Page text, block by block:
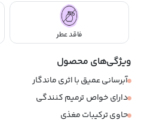
فاقد عطر
ویژگی‌های محصول
آبرسانی عمیق با اثری ماندگار
دارای خواص ترمیم کنندگی
حاوی ترکیبات مغذی